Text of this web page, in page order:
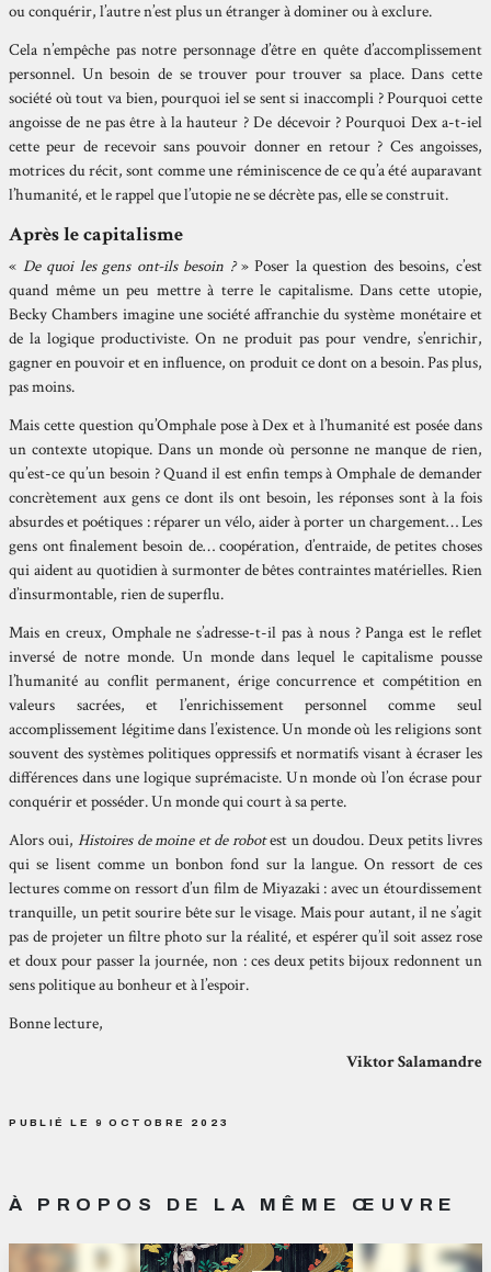
ou conquérir, l’autre n’est plus un étranger à dominer ou à exclure.
Cela n’empêche pas notre personnage d’être en quête d’accomplissement
personnel. Un besoin de se trouver pour trouver sa place. Dans cette
société où tout va bien, pourquoi iel se sent si inaccompli ? Pourquoi cette
angoisse de ne pas être à la hauteur ? De décevoir ? Pourquoi Dex a-t-iel
cette peur de recevoir sans pouvoir donner en retour ? Ces angoisses,
motrices du récit, sont comme une réminiscence de ce qu’a été auparavant
l’humanité, et le rappel que l’utopie ne se décrète pas, elle se construit.
Après le capitalisme
« De quoi les gens ont-ils besoin ?» Poser la question des besoins, c’est
quand même un peu mettre à terre le capitalisme. Dans cette utopie,
Becky Chambers imagine une société affranchie du système monétaire et
de la logique productiviste. On ne produit pas pour vendre, s’enrichir,
gagner en pouvoir et en influence, on produit ce dont on a besoin. Pas plus,
pas moins.
Mais cette question qu’Omphale pose à Dex et à l’humanité est posée dans
un contexte utopique. Dans un monde où personne ne manque de rien,
qu’est-ce qu’un besoin ? Quand il est enfin temps à Omphale de demander
concrètement aux gens ce dont ils ont besoin, les réponses sont à la fois
absurdes et poétiques : réparer un vélo, aider à porter un chargement… Les
gens ont finalement besoin de… coopération, d’entraide, de petites choses
qui aident au quotidien à surmonter de bêtes contraintes matérielles. Rien
d’insurmontable, rien de superflu.
Mais en creux, Omphale ne s’adresse-t-il pas à nous ? Panga est le reflet
inversé de notre monde. Un monde dans lequel le capitalisme pousse
l’humanité au conflit permanent, érige concurrence et compétition en
valeurs sacrées, et l’enrichissement personnel comme seul
accomplissement légitime dans l’existence. Un monde où les religions sont
souvent des systèmes politiques oppressifs et normatifs visant à écraser les
différences dans une logique suprémaciste. Un monde où l’on écrase pour
conquérir et posséder. Un monde qui court à sa perte.
Alors oui, Histoires de moine et de robotest un doudou. Deux petits livres
qui se lisent comme un bonbon fond sur la langue. On ressort de ces
lectures comme on ressort d’un film de Miyazaki : avec un étourdissement
tranquille, un petit sourire bête sur le visage. Mais pour autant, il ne s’agit
pas de projeter un filtre photo sur la réalité, et espérer qu’il soit assez rose
et doux pour passer la journée, non : ces deux petits bijoux redonnent un
sens politique au bonheur et à l’espoir.
Bonne lecture,
Viktor Salamandre
PUBLIÉ LE 9 OCTOBRE 2023
À PROPOS DE LA MÊME ŒUVRE